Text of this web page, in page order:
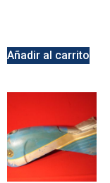
Añadir al carrito